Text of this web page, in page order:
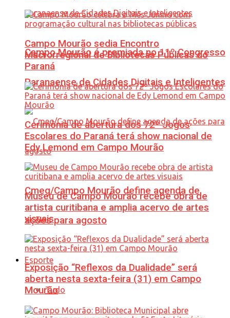
Campo Mourão é premiada no 11º Congresso
Paranaense de Cidades Digitais e Inteligentes
Cmeg/Campo Mourão define agenda de
ações para agosto
Esporte
Tudo
Campo Mourão sedia Encontro
Macrorregional de Bibliotecas Públicas do
Paraná
Cerimônia de abertura dos 72º Jogos
Escolares do Paraná terá show nacional de
Edy Lemond em Campo Mourão
Museu de Campo Mourão recebe obra de
artista curitibana e amplia acervo de artes
visuais
Exposição “Reflexos da Dualidade” será
aberta nesta sexta-feira (31) em Campo
Mourão